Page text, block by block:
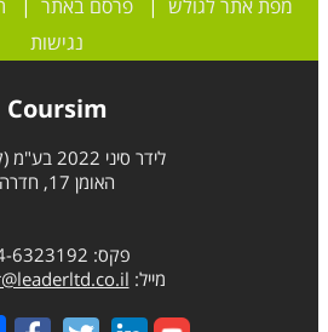
מפת אתר לגולש |פרסם באתר |
נגישות
Coursim
לידר סיני 2022 בע"מ (קורסים)
האומן 17, חדרה
פקס: 04-6323192
מייל: